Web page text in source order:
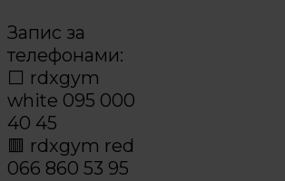
Запис за
телефонами:
⬜️ rdxgym
white 095 000
40 45
🟥 rdxgym red
066 860 53 95